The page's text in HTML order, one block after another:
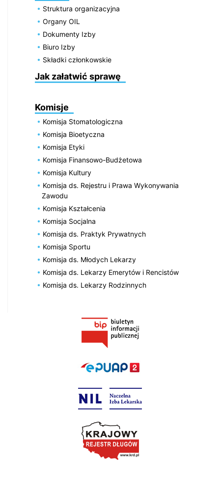
Struktura organizacyjna
Organy OIL
Dokumenty Izby
Biuro Izby
Składki członkowskie
Jak załatwić sprawę
Komisje
Komisja Stomatologiczna
Komisja Bioetyczna
Komisja Etyki
Komisja Finansowo-Budżetowa
Komisja Kultury
Komisja ds. Rejestru i Prawa Wykonywania
Zawodu
Komisja Kształcenia
Komisja Socjalna
Komisja ds. Praktyk Prywatnych
Komisja Sportu
Komisja ds. Młodych Lekarzy
Komisja ds. Lekarzy Emerytów i Rencistów
Komisja ds. Lekarzy Rodzinnych